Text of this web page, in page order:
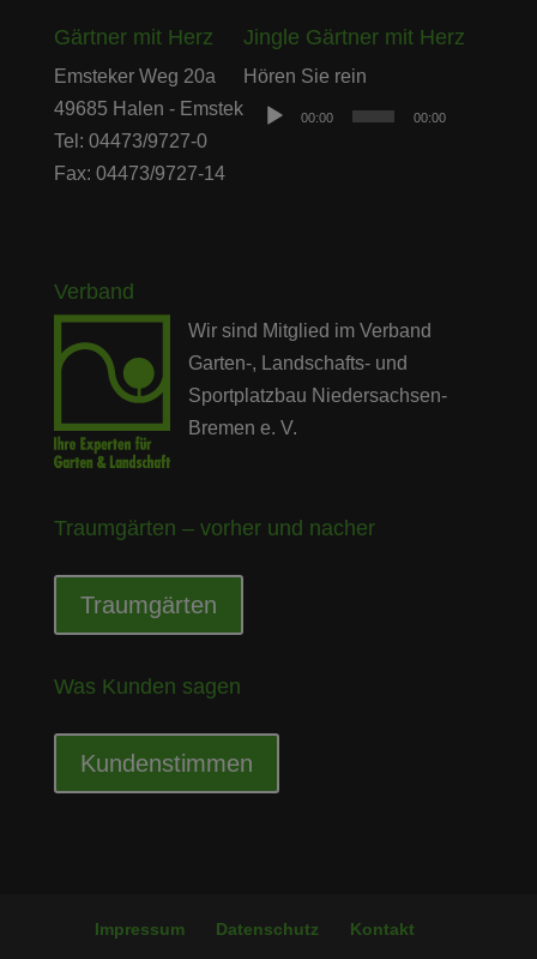
Gärtner mit Herz
Emsteker Weg 20a
49685 Halen - Emstek
Tel: 04473/9727-0
Fax: 04473/9727-14
Jingle Gärtner mit Herz
Hören Sie reinAudio-
Player
00:00 00:00
Verband
Wir sind Mitglied im Verband
Garten-, Landschafts- und
Sportplatzbau Niedersachsen-
Bremen e. V.
Traumgärten – vorher und nacher
Traumgärten
Was Kunden sagen
Kundenstimmen
Impressum Datenschutz Kontakt